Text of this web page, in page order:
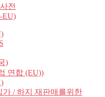
전
EU)
)
연합 (EU))
가 / 하지 재판매를위한